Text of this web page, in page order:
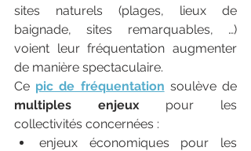
sites naturels (plages, lieux de
baignade, sites remarquables, …)
voient leur fréquentation augmenter
de manière spectaculaire.
Ce pic de fréquentation
multiples enjeux pour les
collectivités concernées :
enjeux économiques pour les